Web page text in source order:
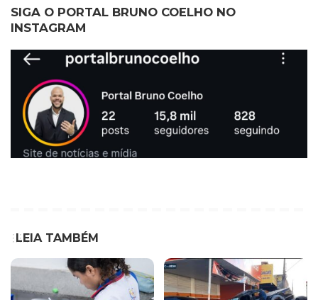
SIGA O PORTAL BRUNO COELHO NO
INSTAGRAM
LEIA TAMBÉM